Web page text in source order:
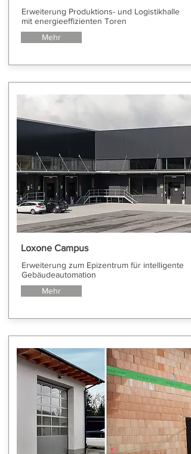
Erweiterung Produktions- und Logistikhalle
mit energieeffizienten Toren
Mehr
Erweiterung zum Epizentrum für intelligente
Gebäudeautomation
Loxone Campus
Mehr